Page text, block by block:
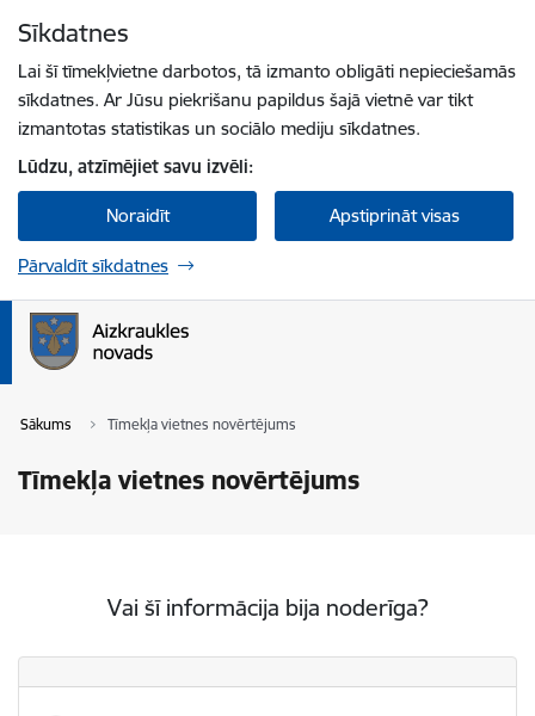
Sīkdatnes
Lai šī tīmekļvietne darbotos, tā izmanto obligāti nepieciešamās
sīkdatnes. Ar Jūsu piekrišanu papildus šajā vietnē var tikt
izmantotas statistikas un sociālo mediju sīkdatnes.
Lūdzu, atzīmējiet savu izvēli:
Noraidīt Apstiprināt visas
Pārvaldīt sīkdatnes
Sākums Tīmekļa vietnes novērtējums
Tīmekļa vietnes novērtējums
Vai šī informācija bija noderīga?
Vai šī informācija bija noderīga?